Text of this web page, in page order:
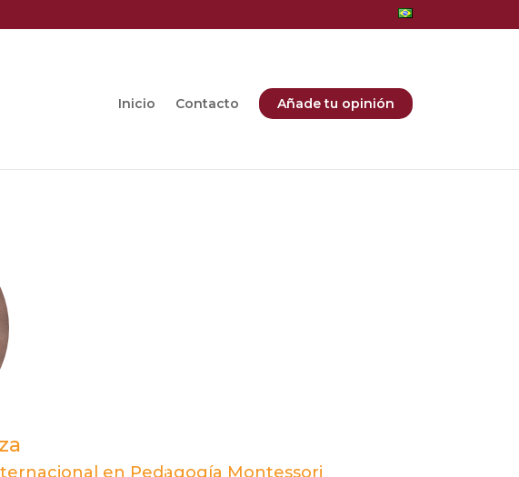
Inicio Contacto Añade tu opinión
en Pedagogía Montessori